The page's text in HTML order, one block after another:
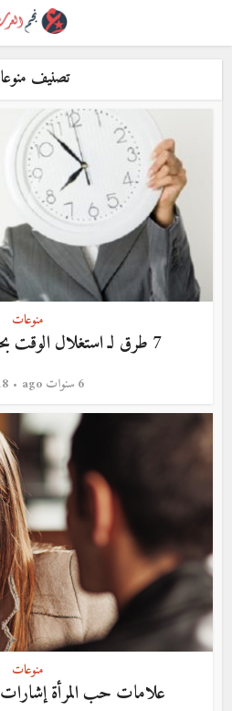
تصنيف
منوعات
7 طرق لـ استغلال الوقت بحكمة (نصائح قيمة)
6 سنوات ago 18
منوعات
علامات حب المرأة